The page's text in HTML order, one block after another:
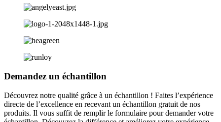
Demandez un échantillon
Découvrez notre qualité grâce à un échantillon ! Faites l’expérience
directe de l’excellence en recevant un échantillon gratuit de nos
produits. Il vous suffit de remplir le formulaire pour demander votre